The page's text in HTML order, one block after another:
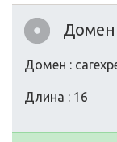
Домен
Домен :
Длина : 16